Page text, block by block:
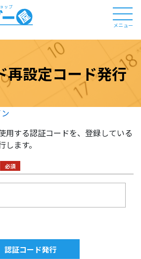
メニュー
再設定コード発行
用する認証コードを、登録している
ます。
必須